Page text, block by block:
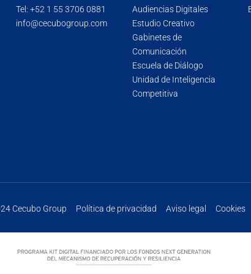
Tel:+52 1 55 3706 0881
info@cecubogroup.com
Audiencias Digitales
Estudio Creativo
Gabinetes de
Comunicación
Escuela de Diálogo
Unidad de Inteligencia
Competitiva
Cecubo Group Política de privacidad Aviso legal Cookies